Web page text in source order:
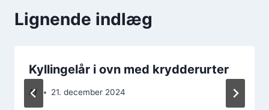
Lignende indlæg
Kyllingelår i ovn med krydderurter
Af 21. december 2024